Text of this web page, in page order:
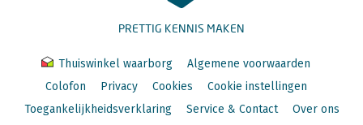
PRETTIG KENNIS MAKEN
Thuiswinkel waarborg
Algemene voorwaarden
Colofon
Privacy Cookies
Cookie instellingen
Toegankelijkheidsverklaring
Service & Contact Over ons